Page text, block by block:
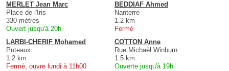
MERLET Jean Marc
Place de l'Iris
330 mètres
Ouvert jusqu'à 20h
BEDDIAF Ahmed
Nanterre
1.2 km
Fermé
LARBI-CHERIF Mohamed
Puteaux
1.2 km
Fermé, ouvre lundi à 11h00
COTTON Anne
Rue Michaël Winburn
1.5 km
Ouverte jusqu'à 19h